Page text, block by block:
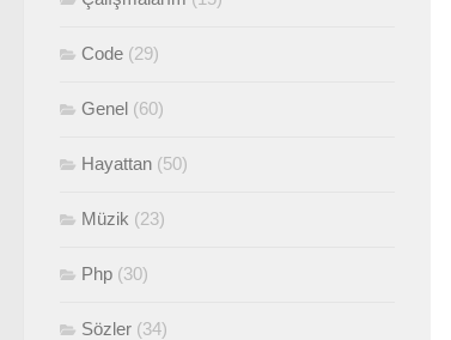
Code (29)
Genel (60)
Hayattan (50)
Müzik (23)
Php (30)
Sözler (34)